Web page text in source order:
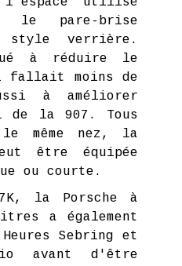
le pare-brise
style verrière.
à réduire le
fallait moins de
à améliorer
la 907. Tous
même nez, la
être équipée
ou courte.
la Porsche à
a également
Sebring et
avant d'être